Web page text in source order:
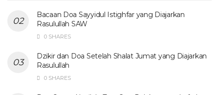
Bacaan Doa Sayyidul Istighfar yang Diajarkan
Rasulullah SAW
0 SHARES
Dzikir dan Doa Setelah Shalat Jumat yang Diajarkan
Rasulullah
0 SHARES